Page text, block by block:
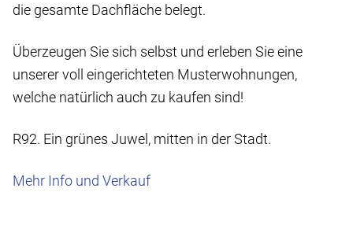
die gesamte Dachfläche belegt.
Überzeugen Sie sich selbst und erleben Sie eine
unserer voll eingerichteten Musterwohnungen,
welche natürlich auch zu kaufen sind!
R92. Ein grünes Juwel, mitten in der Stadt.
Mehr Info und Verkauf